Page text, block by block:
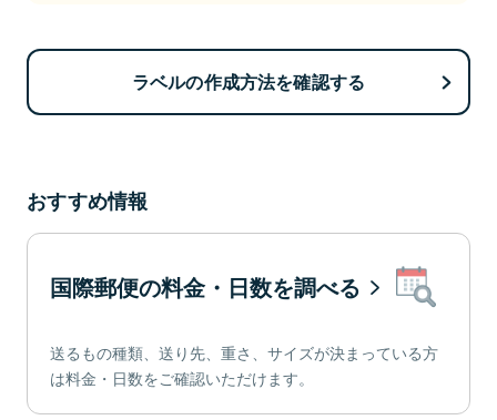
ラベルの作成方法を確認する
おすすめ情報
国際郵便の料金・日数を調べる
送るもの種類、送り先、重さ、サイズが決まっている方
は料金・日数をご確認いただけます。